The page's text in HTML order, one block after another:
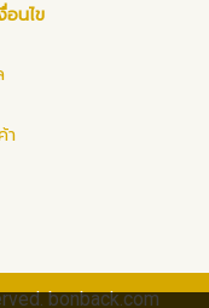
อนไข
า
bonback.com